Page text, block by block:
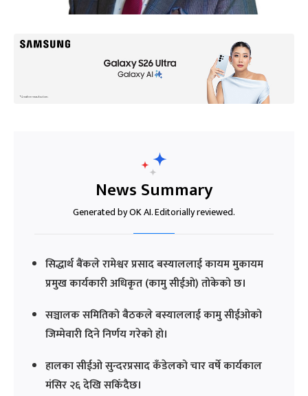
News Summary
Generated by OK AI. Editorially reviewed.
सिद्धार्थ बैंकले रामेश्वर प्रसाद बस्याललाई कायम मुकायम
प्रमुख कार्यकारी अधिकृत (कामु सीईओ) तोकेको छ।
सञ्चालक समितिको बैठकले बस्याललाई कामु सीईओको
जिम्मेवारी दिने निर्णय गरेको हो।
हालका सीईओ सुन्दरप्रसाद कँडेलको चार वर्षे कार्यकाल
मंसिर २६ देखि सकिँदैछ।